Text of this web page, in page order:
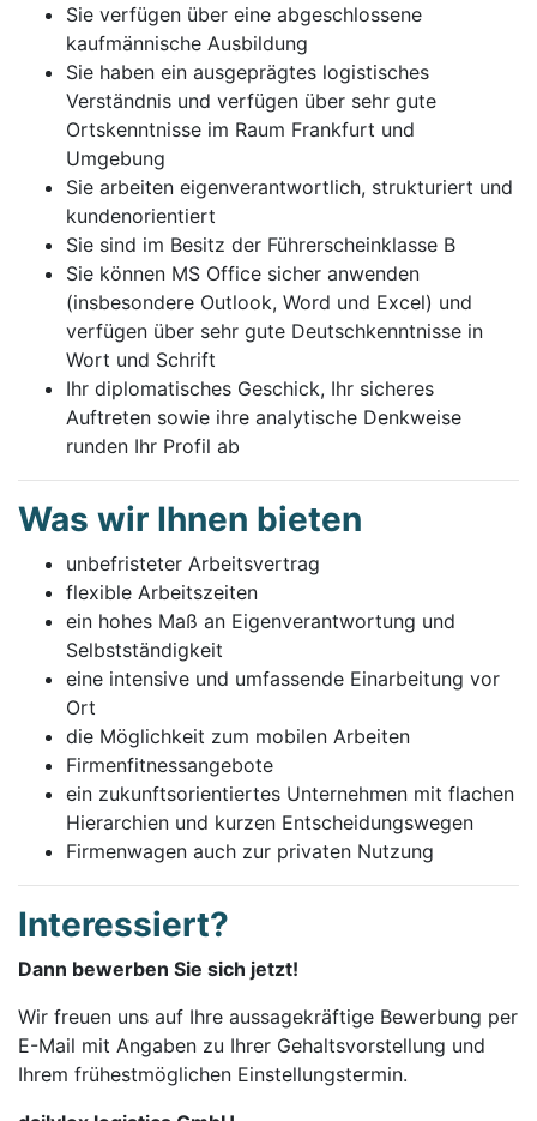
Sie verfügen über eine abgeschlossene
kaufmännische Ausbildung
Sie haben ein ausgeprägtes logistisches
Verständnis und verfügen über sehr gute
Ortskenntnisse im Raum Frankfurt und
Umgebung
Sie arbeiten eigenverantwortlich, strukturiert und
kundenorientiert
Sie sind im Besitz der Führerscheinklasse B
Sie können MS Office sicher anwenden
(insbesondere Outlook, Word und Excel) und
verfügen über sehr gute Deutschkenntnisse in
Wort und Schrift
Ihr diplomatisches Geschick, Ihr sicheres
Auftreten sowie ihre analytische Denkweise
runden Ihr Profil ab
Was wir Ihnen bieten
unbefristeter Arbeitsvertrag
flexible Arbeitszeiten
ein hohes Maß an Eigenverantwortung und
Selbstständigkeit
eine intensive und umfassende Einarbeitung vor
Ort
die Möglichkeit zum mobilen Arbeiten
Firmenfitnessangebote
ein zukunftsorientiertes Unternehmen mit flachen
Hierarchien und kurzen Entscheidungswegen
Firmenwagen auch zur privaten Nutzung
Interessiert?
Dann bewerben Sie sich jetzt!
Wir freuen uns auf Ihre aussagekräftige Bewerbung per
E-Mail mit Angaben zu Ihrer Gehaltsvorstellung und
Ihrem frühestmöglichen Einstellungstermin.